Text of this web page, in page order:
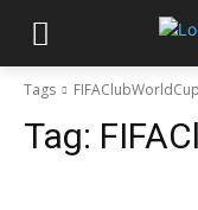
Tags FIFAClubWorldCup
Tag: